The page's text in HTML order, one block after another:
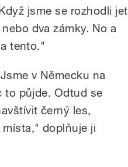
jsme se rozhodli jet
dva zámky. No a
tento."
v Německu na
to půjde. Odtud se
černý les,
místa," doplňuje ji